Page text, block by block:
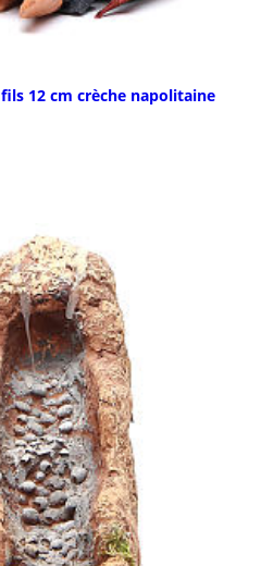
12 cm crèche napolitaine